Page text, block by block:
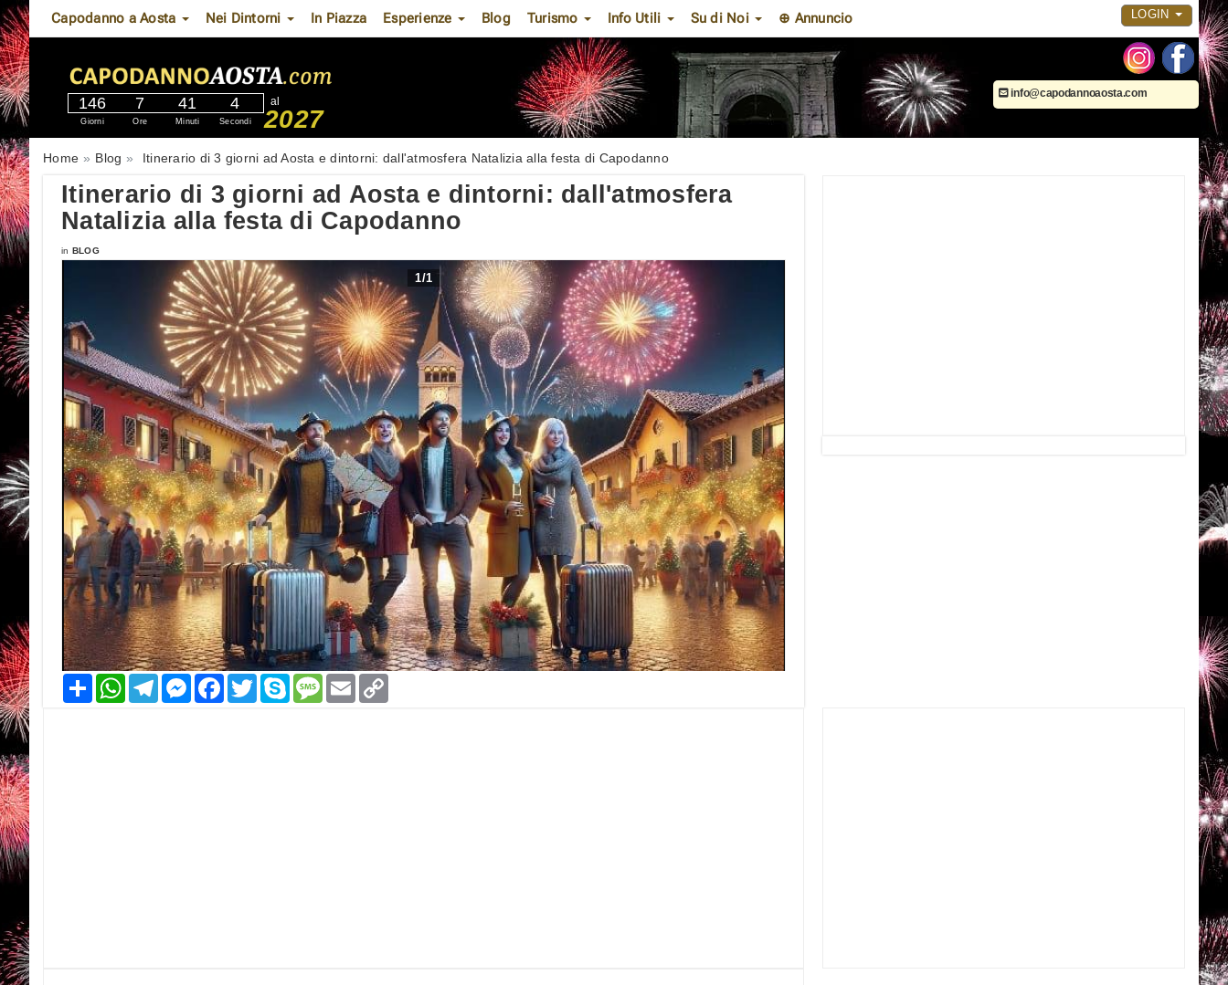
Capodanno a Aosta Nei Dintorni In Piazza Esperienze Blog Turismo Info Utili Su di Noi ⊕ Annuncio LOGIN
146
Giorni
7
Ore
41
Minuti
3
Secondi
al
2027
info@capodannoaosta.com
Home Blog Itinerario di 3 giorni ad Aosta e dintorni: dall'atmosfera Natalizia alla festa di Capodanno
Itinerario di 3 giorni ad Aosta e dintorni: dall'atmosfera
Natalizia alla festa di Capodanno
in BLOG
1/1
CondividiWhatsAppTelegramMessenger
Facebook
TwitterSkypeMessage
Email